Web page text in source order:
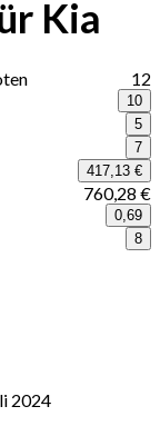
Kia
12
10
5
7
417,13 €
760,28 €
0,69
8
2024